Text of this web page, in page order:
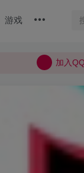
游戏
所有上传的应用 均已
加入